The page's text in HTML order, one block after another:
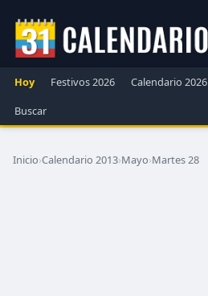
Hoy Festivos 2026 Calendario 2026
Buscar
Inicio›Calendario 2013›Mayo›Martes 28